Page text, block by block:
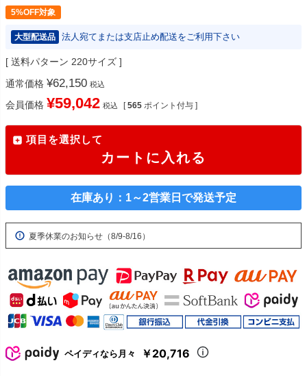
5%OFF対象
大型配送品 法人宛てまたは支店止め配送をご利用下さい
送料パターン 220サイズ
通常価格 ¥62,150 税込
会員価格 ¥59,042 税込 [ 565 ポイント付与 ]
項目を選択して
カートに入れる
在庫あり：1～2営業日で発送予定
夏季休業のお知らせ（8/9-8/16）
ペイディなら月々 ￥20,716